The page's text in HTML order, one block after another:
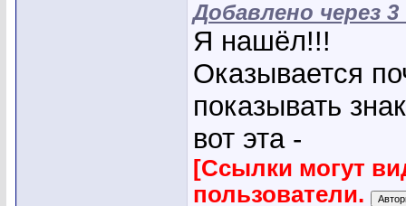
Добавлено через
Я нашёл!!!
Оказывается
показывать
вот эта -
[Ссылки могут
пользователи.